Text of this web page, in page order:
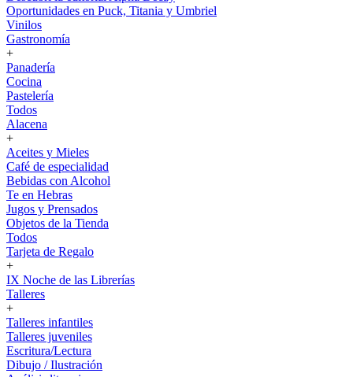
Oportunidades en Puck, Titania y Umbriel
Vinilos
Gastronomía
+
Panadería
Cocina
Pastelería
Todos
Alacena
+
Aceites y Mieles
Café de especialidad
Bebidas con Alcohol
Te en Hebras
Jugos y Prensados
Objetos de la Tienda
Todos
Tarjeta de Regalo
+
IX Noche de las Librerías
Talleres
+
Talleres infantiles
Talleres juveniles
Escritura/Lectura
Dibujo / Ilustración